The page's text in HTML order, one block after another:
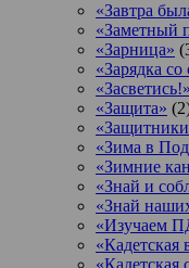
«Завтра
«Заметный
«Зарница»
«Зарядка
«Засветись!»
«Защита»
«Зима в
«Зимние
«Знай и
«Знай
«Изучаем
«Кадетская
«Кадетская